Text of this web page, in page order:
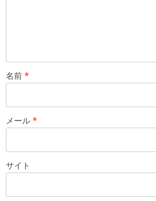
名前 *
メール *
サイト